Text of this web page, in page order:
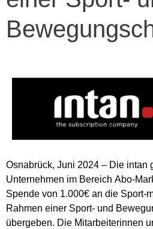
Osnabrück, Juni 2024 – Die intan
Unternehmen im Bereich Abo-
Spende von 1.000€ an die Sport-
Rahmen einer Sport- und
übergeben. Die Mitarbeiterinnen